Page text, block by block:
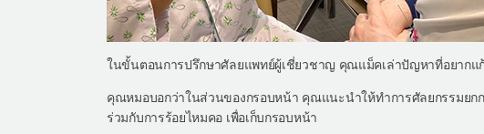
ในขั้นตอนการปรึกษาศัลยแพทย์ผู้เชี่ยวชาญ คุณแม็คเล่าปัญหาที่อยากแ
คุณหมอบอกว่าในส่วนของกรอบหน้า คุณแนะนำให้ทำการศัลยกรรมยก
ร่วมกับการร้อยไหมคอ เพื่อเก็บกรอบหน้า